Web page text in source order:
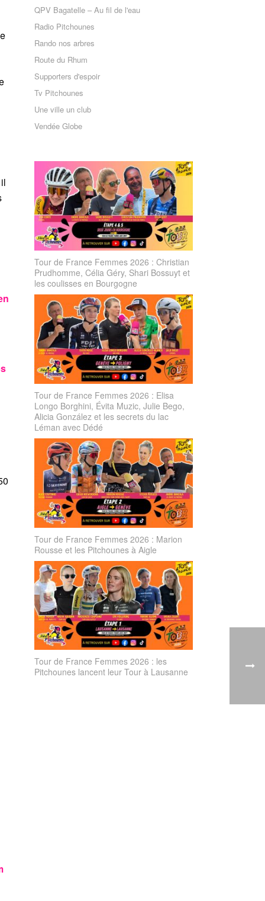
QPV Bagatelle – Au fil de l'eau
Radio Pitchounes
Rando nos arbres
Route du Rhum
Supporters d'espoir
Tv Pitchounes
Une ville un club
Vendée Globe
Tour de France Femmes 2026 : Christian
Prudhomme, Célia Géry, Shari Bossuyt et
les coulisses en Bourgogne
Tour de France Femmes 2026 : Elisa
Longo Borghini, Évita Muzic, Julie Bego,
Alicia González et les secrets du lac
Léman avec Dédé
Tour de France Femmes 2026 : Marion
Rousse et les Pitchounes à Aigle
Tour de France Femmes 2026 : les
Pitchounes lancent leur Tour à Lausanne